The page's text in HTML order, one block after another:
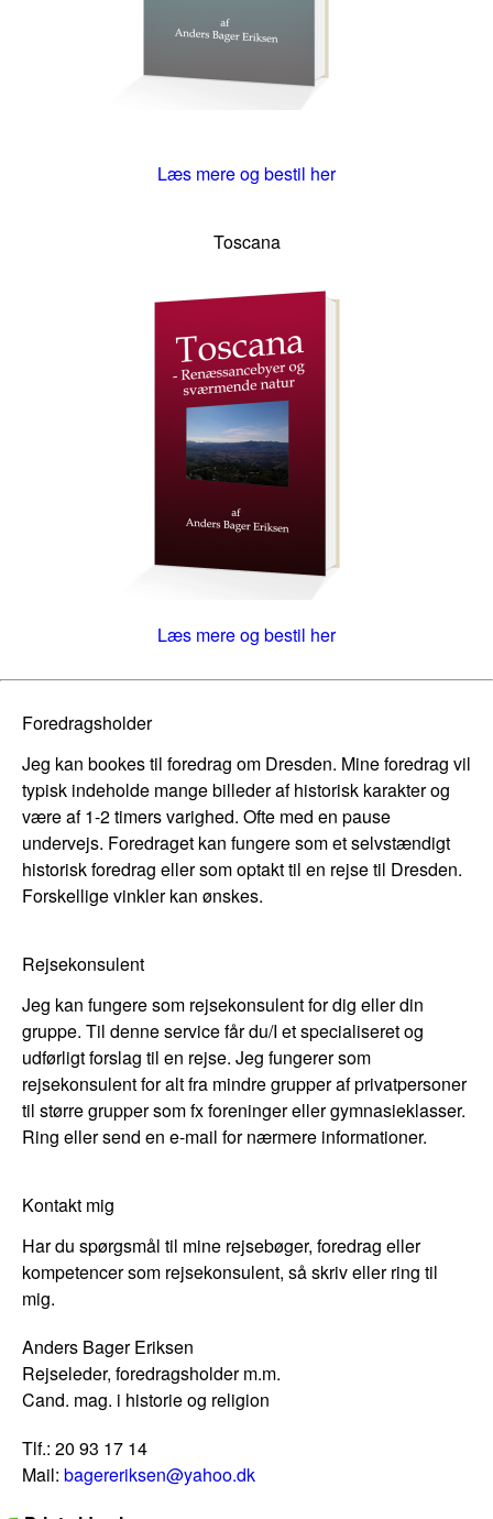
Læs mere og bestil her
Toscana
Læs mere og bestil her
Foredragsholder
Jeg kan bookes til foredrag om Dresden. Mine foredrag vil
typisk indeholde mange billeder af historisk karakter og
være af 1-2 timers varighed. Ofte med en pause
undervejs. Foredraget kan fungere som et selvstændigt
historisk foredrag eller som optakt til en rejse til Dresden.
Forskellige vinkler kan ønskes.
Rejsekonsulent
Jeg kan fungere som rejsekonsulent for dig eller din
gruppe. Til denne service får du/I et specialiseret og
udførligt forslag til en rejse. Jeg fungerer som
rejsekonsulent for alt fra mindre grupper af privatpersoner
til større grupper som fx foreninger eller gymnasieklasser.
Ring eller send en e-mail for nærmere informationer.
Kontakt mig
Har du spørgsmål til mine rejsebøger, foredrag eller
kompetencer som rejsekonsulent, så skriv eller ring til
mig.
Anders Bager Eriksen
Rejseleder, foredragsholder m.m.
Cand. mag. i historie og religion
Tlf.: 20 93 17 14
Mail: bagereriksen@yahoo.dk